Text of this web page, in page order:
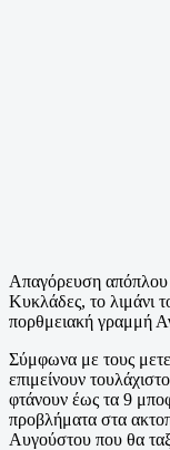
Απαγόρευση απόπλου
Κυκλάδες, το λιμάνι
πορθμειακή γραμμή
Σύμφωνα με τους
επιμείνουν
φτάνουν έως τα 9
προβλήματα στα
Αυγούστου που θα